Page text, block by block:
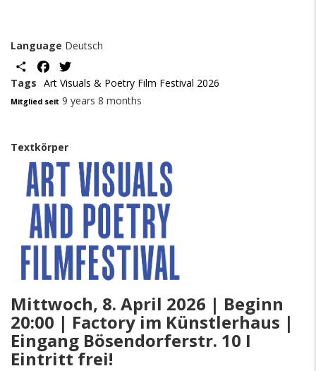
Language Deutsch
ShareFacebook
Tags Art Visuals & Poetry Film Festival 2026
Mitglied seit 9 years 8 months
Textkörper
Mittwoch, 8. April 2026 | Beginn
20:00 | Factory im Künstlerhaus |
Eingang Bösendorferstr. 10 I
Eintritt frei!